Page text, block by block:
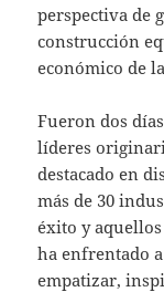
perspectiva de
construcción
económico de
Fueron dos
líderes
destacado en
más de 30
éxito y aquellos
ha enfrentado
empatizar,